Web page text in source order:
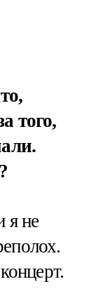
того,
я не